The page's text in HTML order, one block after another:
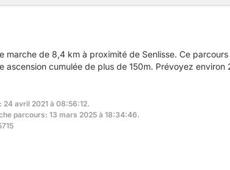
marche de 8,4 km à proximité de Senlisse. Ce
ascension cumulée de plus de 150m. Prévoyez
24 avril 2021 à 08:56:12.
parcours: 13 mars 2025 à 18:34:46.